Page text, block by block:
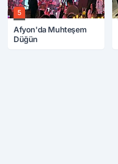
5
Afyon'da Muhteşem
Düğün